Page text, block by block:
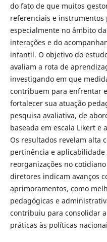
do fato de que muitos
referenciais e instrumentos
especialmente no âmbito
interações e do
infantil. O objetivo do
avaliam a rota de
investigando em que
contribuem para enfrentar
fortalecer sua atuação
pesquisa avaliativa, de
baseada em escala Likert e
Os resultados revelam alta
pertinência e aplicabilidade
reorganizações no
diretores indicam avanços
aprimoramentos, como
pedagógicas e
contribuiu para consolidar
práticas às políticas